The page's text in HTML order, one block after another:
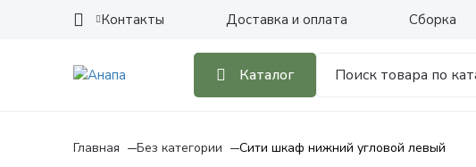
Контакты Доставка и оплата Сборка
Каталог
Главная Без категории Сити шкаф нижний угловой левый